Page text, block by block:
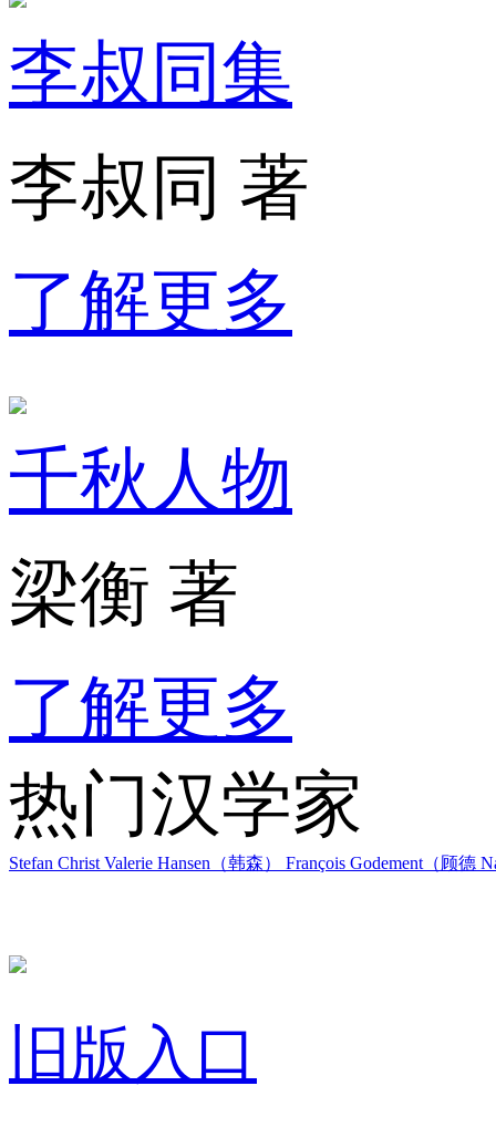
李叔同集
李叔同 著
了解更多
千秋人物
梁衡 著
了解更多
热门汉学家
Stefan Christ Valerie Hansen（韩森） François Godement（顾德
旧版入口